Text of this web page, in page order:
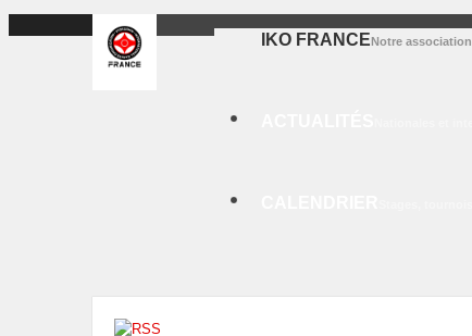
IKO FRANCENotre association